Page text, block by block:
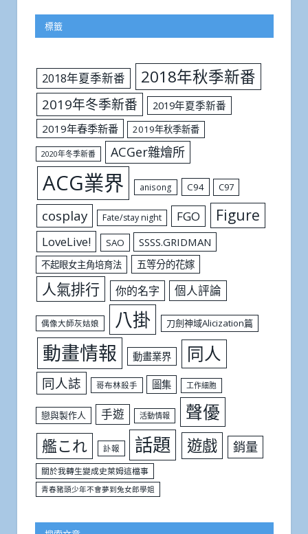
標籤
2018年夏季新番 2018年秋季新番
2019年冬季新番
2019年夏季新番
2019年春季新番
2019年秋季新番
2020年冬季新番 ACGer雜燴所
ACG業界 anisong C94 C97
cosplay Fate/stay night FGO Figure
LoveLive! SAO SSSS.GRIDMAN
不起眼女主角培育法 五等分的花嫁
人氣排行 你的名字 個人評論
偶像大師灰姑娘 八掛 刀劍神域Alicization篇
動畫情報 動畫業界 同人
同人誌 哥布林殺手 圖集 工作細胞
戀與製作人 手遊 活動情報 聲優
艦これ 訃報 話題 遊戲 銷量
關於我轉生變成史萊姆這檔事
青春豬頭少年不會夢到兔女郎學姐